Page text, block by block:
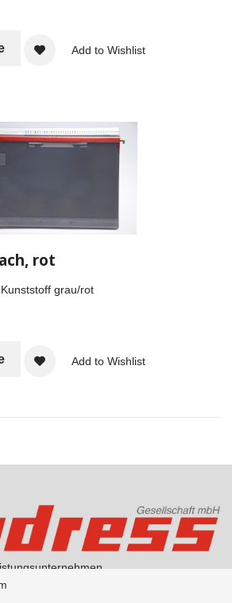
Add to Wishlist
rot
grau/rot
Add to Wishlist